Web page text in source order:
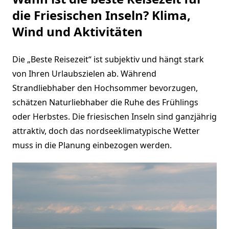
die Friesischen Inseln? Klima,
Wind und Aktivitäten
Die „Beste Reisezeit“ ist subjektiv und hängt stark
von Ihren Urlaubszielen ab. Während
Strandliebhaber den Hochsommer bevorzugen,
schätzen Naturliebhaber die Ruhe des Frühlings
oder Herbstes. Die friesischen Inseln sind ganzjährig
attraktiv, doch das nordseeklimatypische Wetter
muss in die Planung einbezogen werden.